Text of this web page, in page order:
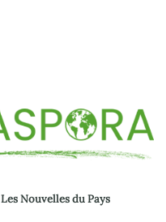
Les Nouvelles du Pays